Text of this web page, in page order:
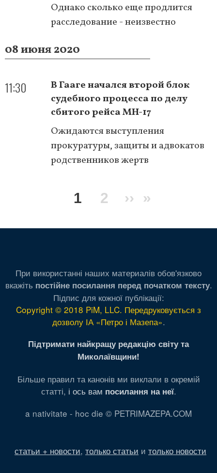
Однако сколько еще продлится
расследование - неизвестно
08 июня 2020
11:30
В Гааге начался второй блок
судебного процесса по делу
сбитого рейса MH-17
Ожидаются выступления
прокуратуры, защиты и адвокатов
родственников жертв
Текущая
1 Page
2
Следующая
›› »
При використанні наших материалів обов'язково
вкажіть постійне посилання перед початком тексту.
Підпис для кожної публікації:
Copyright © 2018 PiM, LLC. Передруковується з
дозволу ІА «Петро і Мазепа».
Підтримати найкращу редакцію світу та
Миколаївщини!
Більше правил та канонів ми виклали в окремій
статті, і ось вам посилання на неї.
a nativitate - hoc die © PETRIMAZEPA.COM
статьи + новости, только статьи и только новости